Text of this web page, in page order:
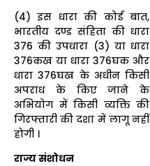
(4) इस धारा की कोई बात,
भारतीय दण्ड संहिता की धारा
376 की उपधारा (3) या धारा
376कख या धारा 376घक और
धारा 376घख के अधीन किसी
अपराध के किए जाने के
अभियोग में किसी व्यक्ति की
गिरफ्तारी की दशा में लागू नहीं
होगी ।
राज्य संशोधन